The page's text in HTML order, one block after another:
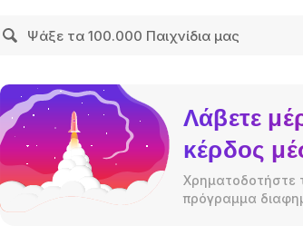
Λάβετε
κέρδος
Χρηματοδοτήστε
πρόγραμμα